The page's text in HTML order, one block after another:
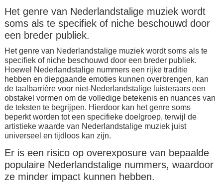
Het genre van Nederlandstalige muziek wordt
soms als te specifiek of niche beschouwd door
een breder publiek.
Het genre van Nederlandstalige muziek wordt soms als te
specifiek of niche beschouwd door een breder publiek.
Hoewel Nederlandstalige nummers een rijke traditie
hebben en diepgaande emoties kunnen overbrengen, kan
de taalbarrière voor niet-Nederlandstalige luisteraars een
obstakel vormen om de volledige betekenis en nuances van
de teksten te begrijpen. Hierdoor kan het genre soms
beperkt worden tot een specifieke doelgroep, terwijl de
artistieke waarde van Nederlandstalige muziek juist
universeel en tijdloos kan zijn.
Er is een risico op overexposure van bepaalde
populaire Nederlandstalige nummers, waardoor
ze minder impact kunnen hebben.